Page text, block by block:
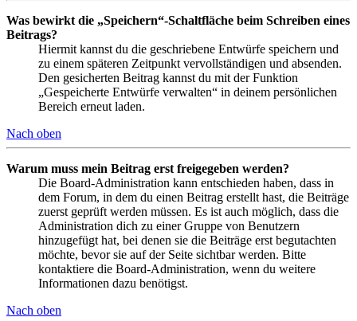
Was bewirkt die „Speichern“-Schaltfläche beim Schreiben eines
Beitrags?
Hiermit kannst du die geschriebene Entwürfe speichern und
zu einem späteren Zeitpunkt vervollständigen und absenden.
Den gesicherten Beitrag kannst du mit der Funktion
„Gespeicherte Entwürfe verwalten“ in deinem persönlichen
Bereich erneut laden.
Nach oben
Warum muss mein Beitrag erst freigegeben werden?
Die Board-Administration kann entschieden haben, dass in
dem Forum, in dem du einen Beitrag erstellt hast, die Beiträge
zuerst geprüft werden müssen. Es ist auch möglich, dass die
Administration dich zu einer Gruppe von Benutzern
hinzugefügt hat, bei denen sie die Beiträge erst begutachten
möchte, bevor sie auf der Seite sichtbar werden. Bitte
kontaktiere die Board-Administration, wenn du weitere
Informationen dazu benötigst.
Nach oben